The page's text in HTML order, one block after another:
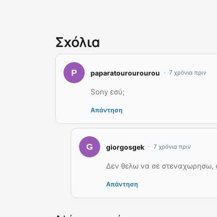
Σχόλια
paparatourourourou 7 χρόνια πριν
Sony εσύ;
Απάντηση
giorgosgek 7 χρόνια πριν
Δεν θελω να σε στεναχωρησω,
Απάντηση